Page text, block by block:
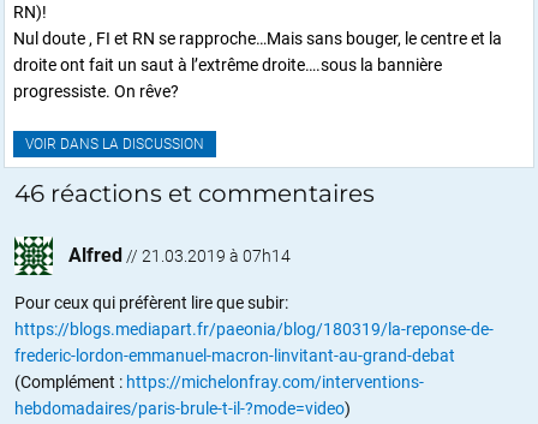
RN)!
Nul doute , FI et RN se rapproche…Mais sans bouger, le centre et la
droite ont fait un saut à l’extrême droite….sous la bannière
progressiste. On rêve?
VOIR DANS LA DISCUSSION
46 réactions et commentaires
Alfred // 21.03.2019 à 07h14
Pour ceux qui préfèrent lire que subir:
https://blogs.mediapart.fr/paeonia/blog/180319/la-reponse-de-
frederic-lordon-emmanuel-macron-linvitant-au-grand-debat
(Complément : https://michelonfray.com/interventions-
hebdomadaires/paris-brule-t-il-?mode=video)